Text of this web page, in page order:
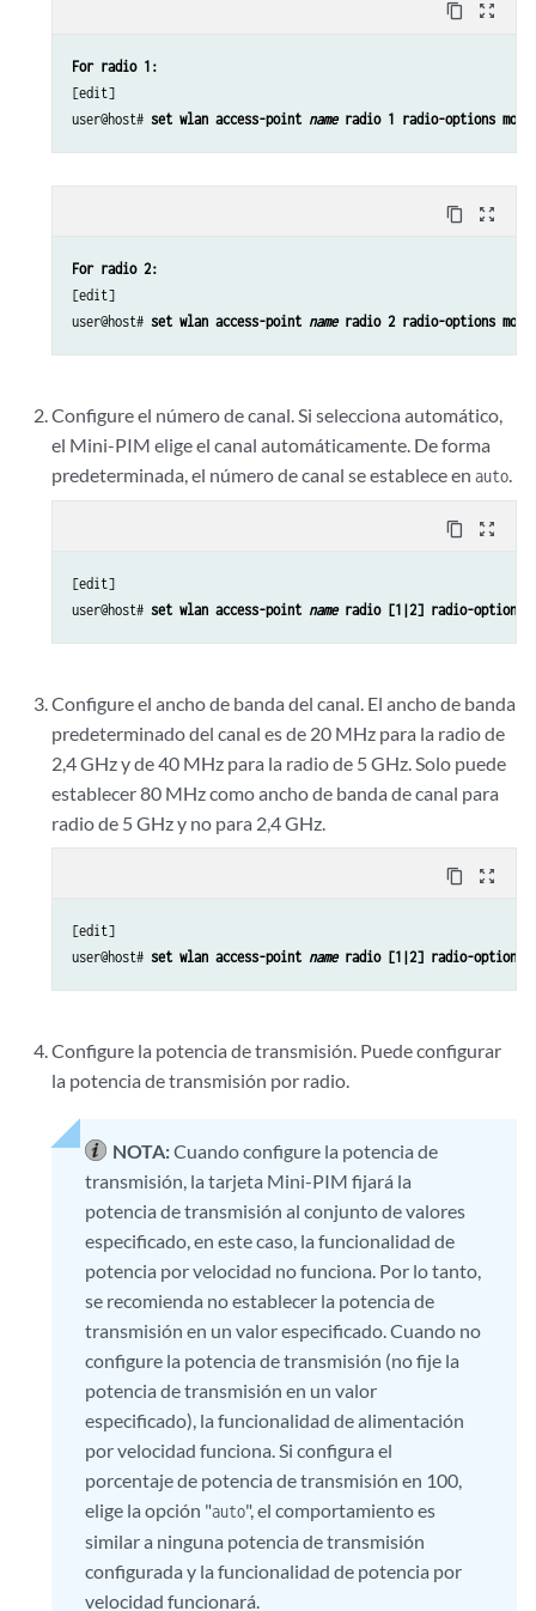
content_copy zoom_out_map
For radio 1:
[edit]
user@host# set wlan access-point name radio 1 radio-options
content_copy zoom_out_map
For radio 2:
[edit]
user@host# set wlan access-point name radio 2 radio-options mode
Configure el número de canal. Si selecciona automático,
el Mini-PIM elige el canal automáticamente. De forma
predeterminada, el número de canal se establece enauto.
content_copy zoom_out_map
[edit]
user@host# set wlan access-point name radio [1|2] radio-options
Configure el ancho de banda del canal. El ancho de banda
predeterminado del canal es de 20 MHz para la radio de
2,4 GHz y de 40 MHz para la radio de 5 GHz. Solo puede
establecer 80 MHz como ancho de banda de canal para
radio de 5 GHz y no para 2,4 GHz.
content_copy zoom_out_map
[edit]
user@host# set wlan access-point name radio [1|2] radio-options
Configure la potencia de transmisión. Puede configurar
la potencia de transmisión por radio.
NOTA:Cuando configure la potencia de
transmisión, la tarjeta Mini-PIM fijará la
potencia de transmisión al conjunto de valores
especificado, en este caso, la funcionalidad de
potencia por velocidad no funciona. Por lo tanto,
se recomienda no establecer la potencia de
transmisión en un valor especificado. Cuando no
configure la potencia de transmisión (no fije la
potencia de transmisión en un valor
especificado), la funcionalidad de alimentación
por velocidad funciona. Si configura el
porcentaje de potencia de transmisión en 100,
elige la opción "auto", el comportamiento es
similar a ninguna potencia de transmisión
configurada y la funcionalidad de potencia por
velocidad funcionará.